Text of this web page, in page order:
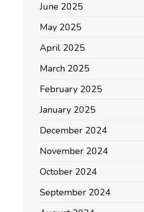
June 2025
May 2025
April 2025
March 2025
February 2025
January 2025
December 2024
November 2024
October 2024
September 2024